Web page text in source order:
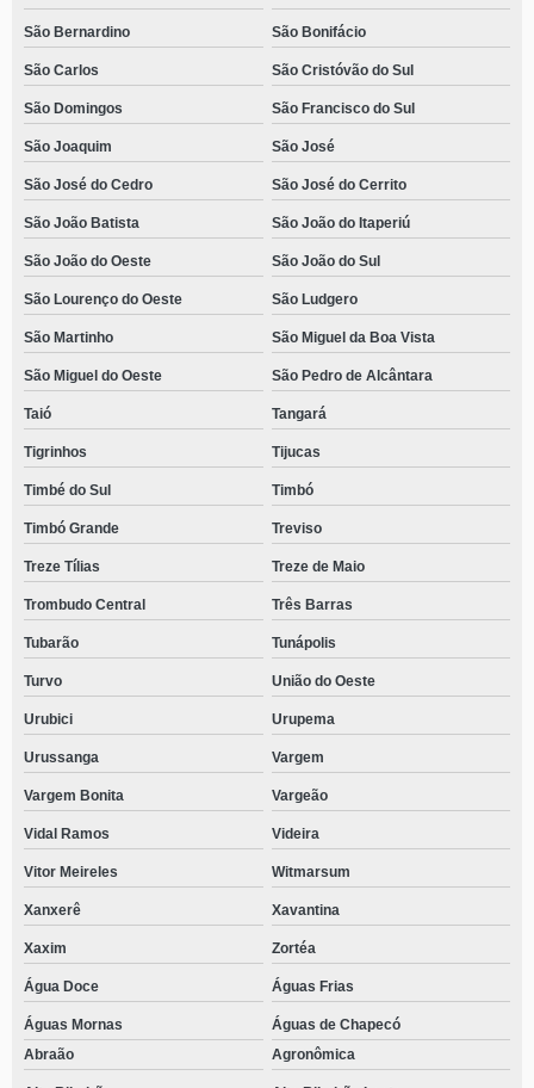
São Bernardino São Bonifácio
São Carlos São Cristóvão do Sul
São Domingos São Francisco do Sul
São Joaquim São José
São José do Cedro São José do Cerrito
São João Batista São João do Itaperiú
São João do Oeste São João do Sul
São Lourenço do Oeste São Ludgero
São Martinho São Miguel da Boa Vista
São Miguel do Oeste São Pedro de Alcântara
Taió Tangará
Tigrinhos Tijucas
Timbé do Sul Timbó
Timbó Grande Treviso
Treze Tílias Treze de Maio
Trombudo Central Três Barras
Tubarão Tunápolis
Turvo União do Oeste
Urubici Urupema
Urussanga Vargem
Vargem Bonita Vargeão
Vidal Ramos Videira
Vitor Meireles Witmarsum
Xanxerê Xavantina
Xaxim Zortéa
Água Doce Águas Frias
Águas Mornas
Águas de Chapecó
Abraão
Agronômica